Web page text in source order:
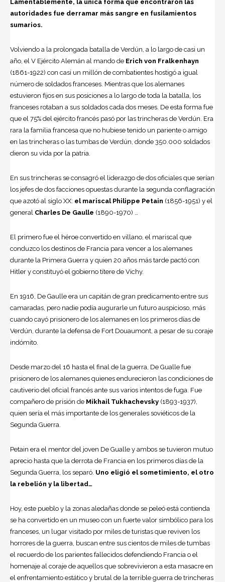
Lamentablemente, la única forma que encontraron las
autoridades fue derramar más sangre en fusilamientos
sumarios.
Volviendo a la prolongada batalla de Verdún, a lo largo de casi un
año, el V Ejército Alemán al mando de Erich von Fralkenhayn
(1861-1922) con casi un millón de combatientes hostigó a igual
número de soldados franceses. Mientras que los alemanes
estuvieron fijos en sus posiciones a lo largo de toda la batalla, los
franceses rotaban a sus soldados cada dos meses. De esta forma fue
que el 75% del ejército francés pasó por las trincheras de Verdún. Era
rara la familia francesa que no hubiese tenido un pariente o amigo
en las trincheras o las tumbas de Verdún, donde 350.000 soldados
dieron su vida por la patria.
En sus trincheras se consagró el liderazgo de dos oficiales que serían
los jefes de dos facciones opuestas durante la segunda conflagración
que azotó al siglo XX: el mariscal Philippe Petain (1856-1951) y el
general Charles De Gaulle (1890-1970) …
El primero fue el héroe convertido en villano, el mariscal que
conduzco los destinos de Francia para vencer a los alemanes
durante la Primera Guerra y quien 20 años más tarde pactó con
Hitler y constituyó el gobierno títere de Vichy.
En 1916, De Gaulle era un capitán de gran predicamento entre sus
camaradas, pero nadie podía augurarle un futuro auspicioso, más
cuando cayó prisionero de los alemanes en los primeros días de
Verdún, durante la defensa de Fort Douaumont, a pesar de su coraje
indómito.
Desde marzo del 16 hasta el final de la guerra, De Gualle fue
prisionero de los alemanes quienes endurecieron las condiciones de
cautiverio del oficial francés ante sus varios intentos de fuga. Fue
compañero de prisión de Mikhail Tukhachevsky (1893-1937),
quien sería el más importante de los generales soviéticos de la
Segunda Guerra.
Petain era el mentor del joven De Gualle y ambos se tuvieron mutuo
aprecio hasta que la derrota de Francia en los primeros días de la
Segunda Guerra, los separó. Uno eligió el sometimiento, el otro
la rebelión y la libertad…
Hoy, este pueblo y la zonas aledañas donde se peleó está contienda
se ha convertido en un museo con un fuerte valor simbólico para los
franceses, un lugar visitado por miles de turistas que reviven los
horrores de la guerra, buscan entre sus cientos de miles de tumbas
el recuerdo de los parientes fallecidos defendiendo Francia o el
homenaje al coraje de aquellos que sobrevivieron a esta masacre en
el enfrentamiento estático y brutal de la terrible guerra de trincheras